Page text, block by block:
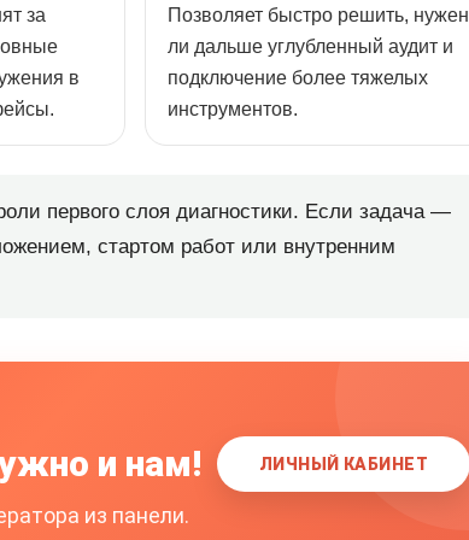
за
в
Позволяет быстро решить, нужен
ли дальше углубленный аудит и
подключение более тяжелых
инструментов.
первого слоя диагностики. Если задача —
стартом работ или внутренним
и нам!
из панели.
ЛИЧНЫЙ КАБИНЕТ